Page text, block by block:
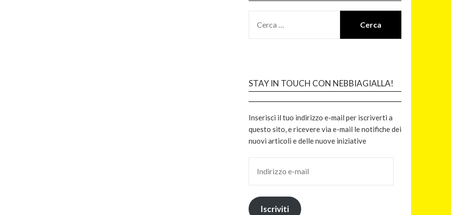
STAY IN TOUCH CON NEBBIAGIALLA!
Inserisci il tuo indirizzo e-mail per iscriverti a
questo sito, e ricevere via e-mail le notifiche dei
nuovi articoli e delle nuove iniziative
Iscriviti